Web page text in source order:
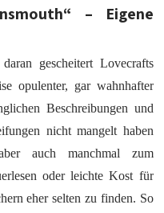
– Eigene
gescheitert Lovecrafts
opulenter, gar wahnhafter
Beschreibungen und
nicht mangelt haben
auch manchmal zum
oder leichte Kost für
eher selten zu finden. So